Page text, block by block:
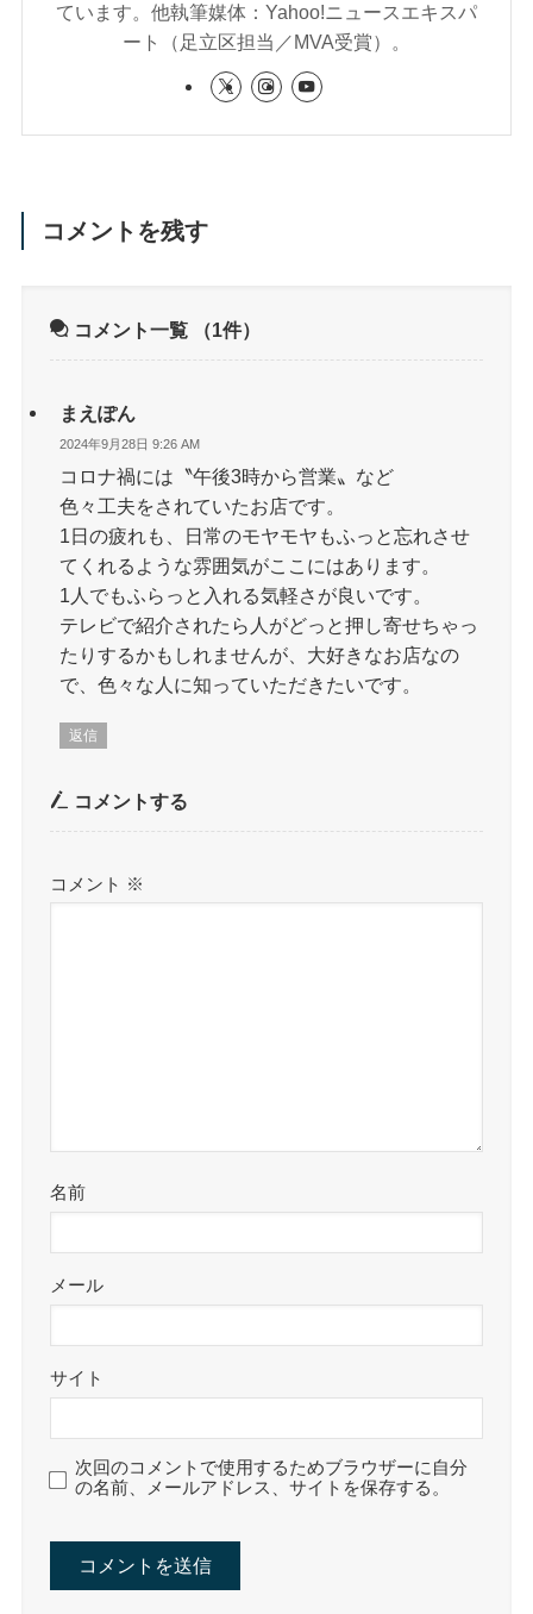
ています。他執筆媒体：Yahoo!ニュースエキスパ
ート（足立区担当／MVA受賞）。
コメントを残す
コメント一覧 （1件）
まえぽん
2024年9月28日 9:26 AM
コロナ禍には〝午後3時から営業〟など
色々工夫をされていたお店です。
1日の疲れも、日常のモヤモヤもふっと忘れさせ
てくれるような雰囲気がここにはあります。
1人でもふらっと入れる気軽さが良いです。
テレビで紹介されたら人がどっと押し寄せちゃっ
たりするかもしれませんが、大好きなお店なの
で、色々な人に知っていただきたいです。
返信
コメントする
コメント ※
名前
メール
サイト
次回のコメントで使用するためブラウザーに自分
の名前、メールアドレス、サイトを保存する。